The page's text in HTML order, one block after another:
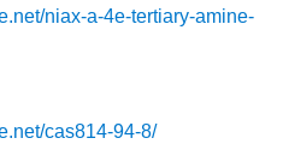
niax-a-4e-tertiary-amine-
cas814-94-8/